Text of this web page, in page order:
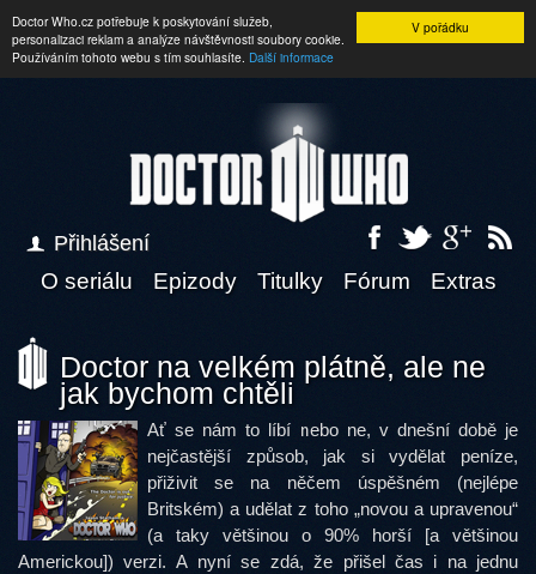
V pořádku
Doctor Who.cz potřebuje k poskytování služeb,
personalizaci reklam a analýze návštěvnosti soubory cookie.
Používáním tohoto webu s tím souhlasíte. Další informace
Přihlášení
O seriálu Epizody Titulky Fórum Extras
Doctor na velkém plátně, ale ne
jak bychom chtěli
Ať se nám to líbí nebo ne, v dnešní době je
nejčastější způsob, jak si vydělat peníze,
přiživit se na něčem úspěšném (nejlépe
Britském) a udělat z toho „novou a upravenou“
(a taky většinou o 90% horší [a většinou
Americkou]) verzi. A nyní se zdá, že přišel čas i na jednu